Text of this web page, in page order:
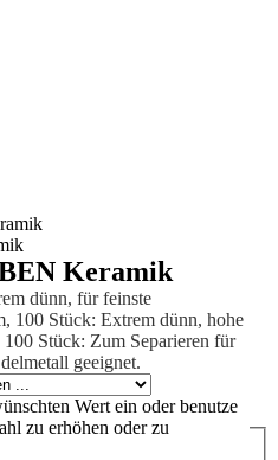
Keramik
dünn, für feinste
100 Stück: Extrem dünn, hohe
Stück: Zum Separieren für
geeignet.
Wert ein oder benutze
zu erhöhen oder zu